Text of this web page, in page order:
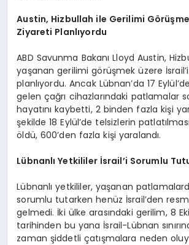
Austin, Hizbullah ile Gerilimi
Ziyareti Planlıyordu
ABD Savunma Bakanı Lloyd Austin,
yaşanan gerilimi görüşmek üzere
planlıyordu. Ancak Lübnan’da 17
gelen çağrı cihazlarındaki patlamalar
hayatını kaybetti, 2 binden fazla kişi
şekilde 18 Eylül’de telsizlerin
öldü, 600’den fazla kişi yaralandı.
Lübnanlı Yetkililer İsrail’i Sorumlu
Lübnanlı yetkililer, yaşanan
sorumlu tutarken henüz İsrail’den
gelmedi. İki ülke arasındaki gerilim, 8
tarihinden bu yana İsrail-Lübnan
zaman şiddetli çatışmalara neden